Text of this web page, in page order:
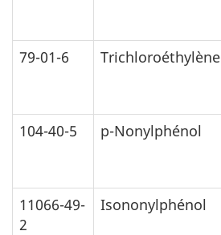
79-01-6 Trichloroéthylène
104-40-5 p-Nonylphénol
11066-49-
2
Isononylphénol